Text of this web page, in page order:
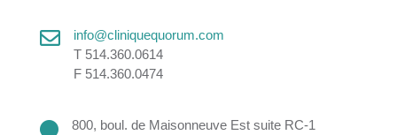
info@cliniquequorum.com
T 514.360.0614
F 514.360.0474
800, boul. de Maisonneuve Est suite RC-1